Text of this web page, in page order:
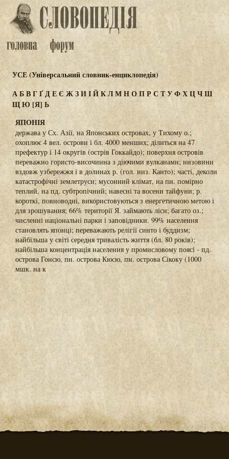
УСЕ (Універсальний словник-енциклопедія)
АБВГҐДЕЄ ЖЗИІЙКЛМНОПРС ТУФХЦЧШ
ЩЮ [Я]Ь
ЯПОНІЯ
держава у Сх. Азії, на Японських островах, у Тихому о.;
охоплює 4 вел. острови і бл. 4000 менших; ділиться на 47
префектур і 14 округів (острів Гоккайдо); поверхня островів
переважно гористо-височинна з діючими вулканами; низовини
вздовж узбережжя і в долинах р. (гол. низ. Канто); часті, деколи
катастрофічні землетруси; мусонний клімат, на пн. помірно
теплий, на пд. субтропічний; навесні та восени тайфуни; р.
короткі, повноводні, використовуються з енергетичною метою і
для зрошування; 66% території Я. займають ліси; багато оз.;
численні національні парки і заповідники. 99% населення
становлять японці; переважають релігії синто і буддизм;
найбільша у світі середня тривалість життя (бл. 80 років);
найбільша концентрація населення у промисловому поясі - пд.
острова Гонсю, пн. острова Кюсю, пн. острова Сікоку (1000
мшк. на к